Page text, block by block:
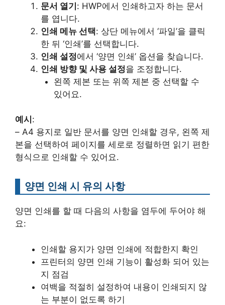
문서 열기: HWP에서 인쇄하고자 하는 문서
를 엽니다.
인쇄 메뉴 선택: 상단 메뉴에서 ‘파일’을 클릭
한 뒤 ‘인쇄’를 선택합니다.
인쇄 설정에서 ‘양면 인쇄’ 옵션을 찾습니다.
인쇄 방향 및 사용 설정을 조정합니다.
왼쪽 제본 또는 위쪽 제본 중 선택할 수
있어요.
예시 :
– A4 용지로 일반 문서를 양면 인쇄할 경우, 왼쪽 제
본을 선택하여 페이지를 세로로 정렬하면 읽기 편한
형식으로 인쇄할 수 있어요.
양면 인쇄 시 유의 사항
양면 인쇄를 할 때 다음의 사항을 염두에 두어야 해
요:
인쇄할 용지가 양면 인쇄에 적합한지 확인
프린터의 양면 인쇄 기능이 활성화 되어 있는
지 점검
여백을 적절히 설정하여 내용이 인쇄되지 않
는 부분이 없도록 하기